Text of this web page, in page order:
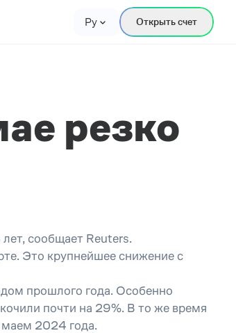
Ру Открыть счет
резко
сообщает Reuters.
Это крупнейшее снижение с
прошлого года. Особенно
почти на 29%. В то же время
маем 2024 года.